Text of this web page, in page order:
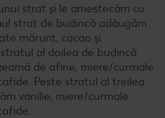
strat și le amestecăm cu
strat de budincă adăugăm
mărunt, cacao și
al doilea de budincă
de afine, miere/curmale
Peste stratul al treilea
vanilie, miere/curmale